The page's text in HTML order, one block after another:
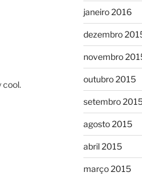
cool.
janeiro 2016
dezembro
novembro
outubro 2015
setembro
agosto 2015
abril 2015
março 2015